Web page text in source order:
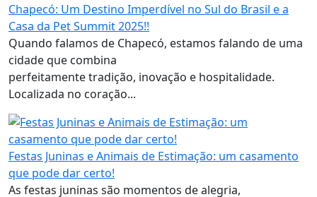
Chapecó: Um Destino Imperdível no Sul do Brasil e a
Casa da Pet Summit 2025!!
Quando falamos de Chapecó, estamos falando de uma
cidade que combina
perfeitamente tradição, inovação e hospitalidade.
Localizada no coração...
Festas Juninas e Animais de Estimação: um casamento
que pode dar certo!
As festas juninas são momentos de alegria,